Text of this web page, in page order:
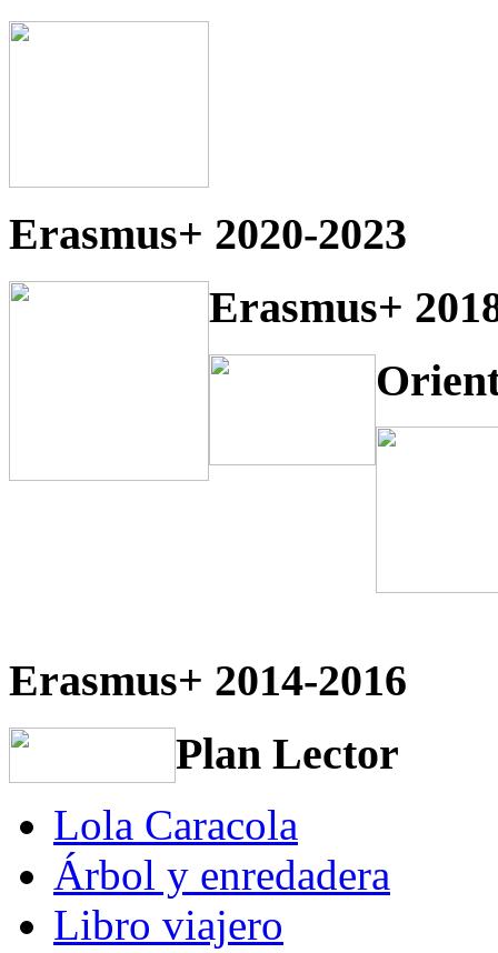
Erasmus+ 2020-2023
Erasmus+
Erasmus+ 2014-2016
Plan Lector
Lola Caracola
Árbol y enredadera
Libro viajero